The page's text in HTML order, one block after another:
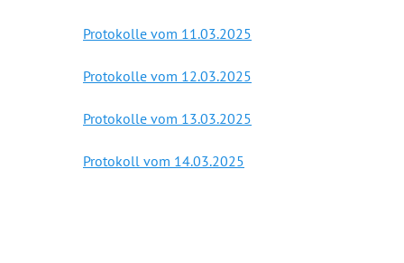
Protokolle vom 11.03.2025
Protokolle vom 12.03.2025
Protokolle vom 13.03.2025
Protokoll vom 14.03.2025